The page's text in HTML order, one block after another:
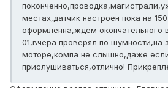
местах,датчик настроен пока на
оформленна,ждем окончательного
01,вчера проверял по шумности,на
моторе,компа не слышно,даже
прислушиваться,отлично!